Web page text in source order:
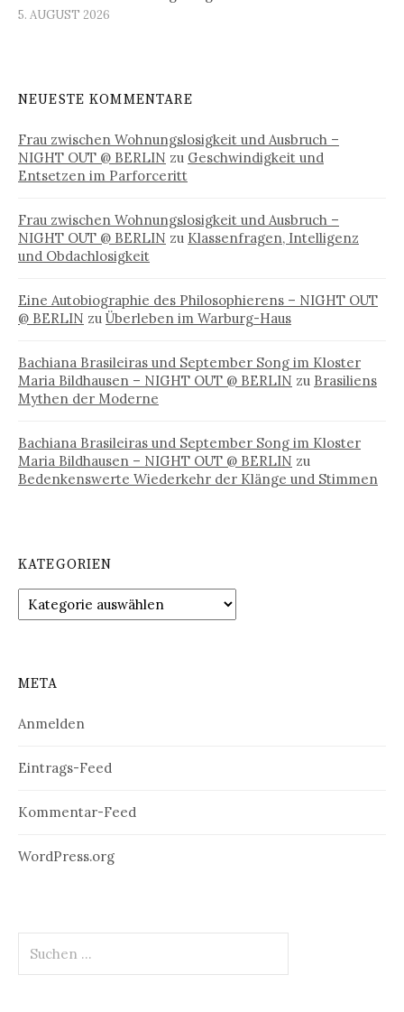
5. AUGUST 2026
NEUESTE KOMMENTARE
Frau zwischen Wohnungslosigkeit und Ausbruch –
NIGHT OUT @ BERLIN zu Geschwindigkeit und
Entsetzen im Parforceritt
Frau zwischen Wohnungslosigkeit und Ausbruch –
NIGHT OUT @ BERLIN zu Klassenfragen, Intelligenz
und Obdachlosigkeit
Eine Autobiographie des Philosophierens – NIGHT OUT
@ BERLIN zu Überleben im Warburg-Haus
Bachiana Brasileiras und September Song im Kloster
Maria Bildhausen – NIGHT OUT @ BERLIN zu Brasiliens
Mythen der Moderne
Bachiana Brasileiras und September Song im Kloster
Maria Bildhausen – NIGHT OUT @ BERLIN zu
Bedenkenswerte Wiederkehr der Klänge und Stimmen
KATEGORIEN
Kategorien
META
Anmelden
Eintrags-Feed
Kommentar-Feed
WordPress.org
nach: